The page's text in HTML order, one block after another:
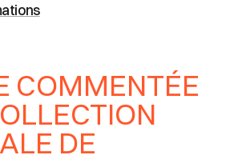
COMMENTÉE
DE